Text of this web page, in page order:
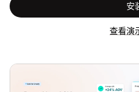
安
查看演